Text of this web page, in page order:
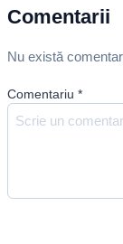
Comentarii
Nu există
Comentariu *